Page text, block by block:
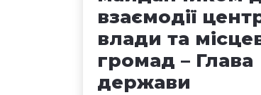
взаємодії
влади та
громад – Глава
держави